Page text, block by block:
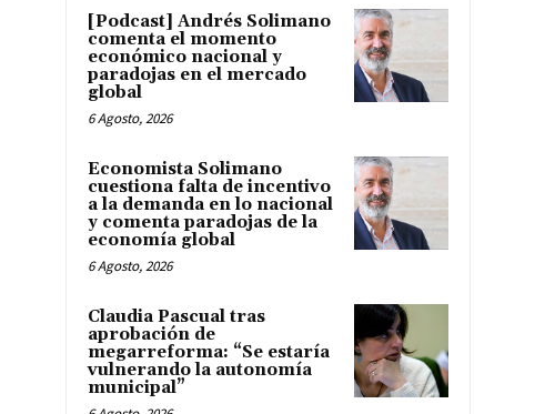
[Podcast] Andrés Solimano
comenta el momento
económico nacional y
paradojas en el mercado
global
6 Agosto, 2026
Economista Solimano
cuestiona falta de incentivo
a la demanda en lo nacional
y comenta paradojas de la
economía global
6 Agosto, 2026
Claudia Pascual tras
aprobación de
megarreforma: “Se estaría
vulnerando la autonomía
municipal”